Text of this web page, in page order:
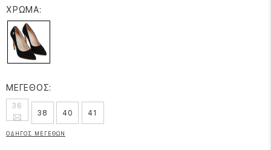
ΧΡΩΜΑ:
ΜΕΓΕΘΟΣ:
36
38
40 41
ΟΔΗΓΟΣ ΜΕΓΕΘΩΝ